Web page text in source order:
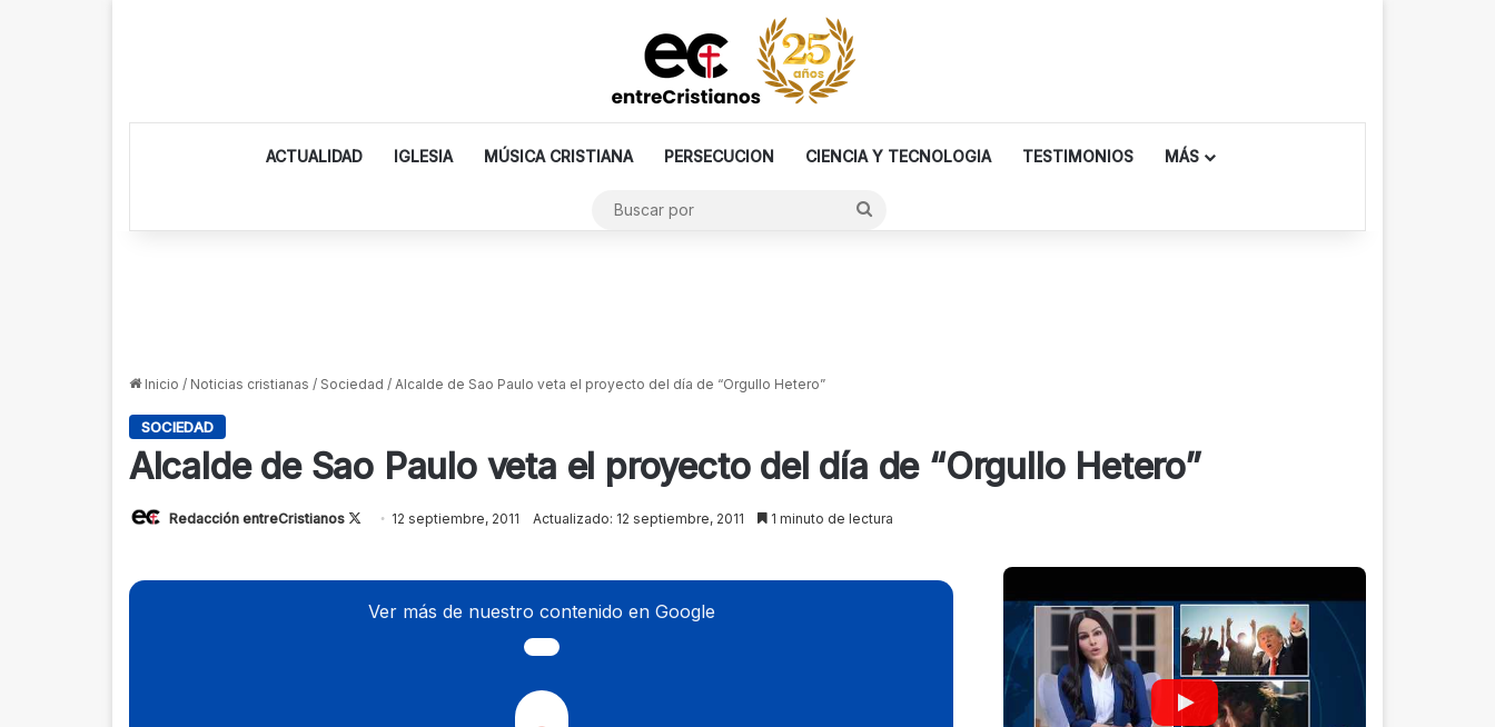
ACTUALIDAD IGLESIA MÚSICA CRISTIANA PERSECUCION CIENCIA Y TECNOLOGIA TESTIMONIOS MÁS
Inicio / Noticias cristianas / Sociedad / Alcalde de Sao Paulo veta el proyecto del día de “Orgullo Hetero”
SOCIEDAD
Alcalde de Sao Paulo veta el proyecto del día de “Orgullo Hetero”
Redacción entreCristianos
Follow12 septiembre, 2011 Actualizado: 12 septiembre, 2011 1 minuto de lectura
Ver más de nuestro contenido en Google